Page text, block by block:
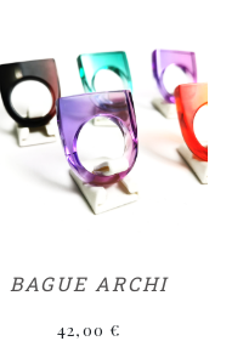
BAGUE ARCHI
42,00 €